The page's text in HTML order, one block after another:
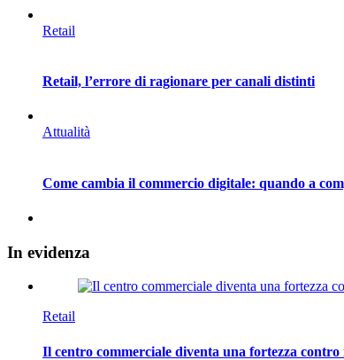
Retail
Retail, l’errore di ragionare per canali distinti
Attualità
Come cambia il commercio digitale: quando a
In evidenza
Retail
Il centro commerciale diventa una fortezza contro